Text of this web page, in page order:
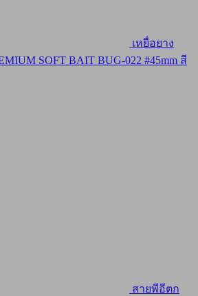
เหยื่อยาง
SOFT BAIT BUG-022 #45mm สี
สายพีอีตก